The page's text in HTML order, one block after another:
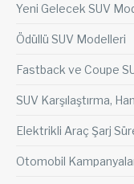
Yeni Gelecek SUV
Ödüllü SUV Modelleri
Fastback ve Coupe
SUV Karşılaştırma,
Elektrikli Araç Şarj
Otomobil